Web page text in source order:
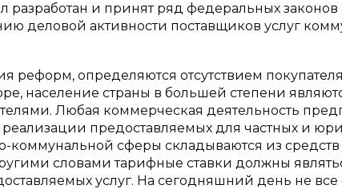
разработан и принят ряд федеральных
деловой активности поставщиков услуг
реформ, определяются отсутствием
население страны в большей степени
Любая коммерческая деятельность
предоставляемых для частных и
сферы складываются из средств
словами тарифные ставки должны
услуг. На сегодняшний день не